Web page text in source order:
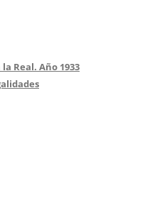
Real. Año 1933